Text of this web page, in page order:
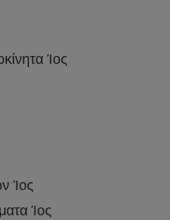
Ίος
Ίος
Ίος